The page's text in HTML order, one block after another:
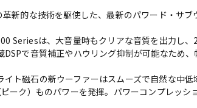
新的な技術を駆使した、最新のパワード・サブ
Seriesは、大音量時もクリアな音質を出力し
DSPで音質補正やハウリング抑制が可能なため、
ト磁石の新ウーファーはスムーズで自然な中低
ーク）ものパワーを発揮。パワーコンプレッシ